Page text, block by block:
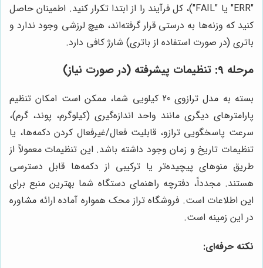
"ERR" یا "FAIL")، کل فرآیند را از ابتدا تکرار کنید. اطمینان حاصل
کنید که وزنه‌ها به درستی قرار گرفته‌اند، هیچ لرزشی وجود ندارد و
باتری (در صورت استفاده از باتری) شارژ کافی دارد.
مرحله 9: تنظیمات پیشرفته (در صورت نیاز)
بسته به مدل ترازوی 20 کیلویی شما، ممکن است امکان تنظیم
پارامترهای دیگری مانند واحد اندازه‌گیری (کیلوگرم، پوند، گرم)،
سرعت پاسخگویی ترازو، قابلیت فعال/غیرفعال کردن دکمه‌ها، یا
تنظیمات تاریخ و زمان وجود داشته باشد. این تنظیمات معمولاً از
طریق منوهای پیچیده‌تر یا ترکیبی از دکمه‌ها قابل دسترسی
هستند. مجدداً، دفترچه راهنمای دستگاه شما بهترین منبع برای
این اطلاعات است. فروشگاه تراز محک همواره آماده ارائه مشاوره
در این زمینه است.
نکته حرفه‌ای: